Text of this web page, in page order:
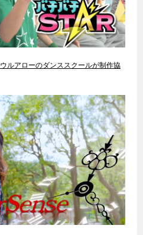
ルアローのダンススクールが制作協